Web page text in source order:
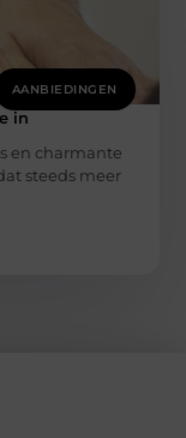
AANBIEDINGEN
in
en charmante
steeds meer